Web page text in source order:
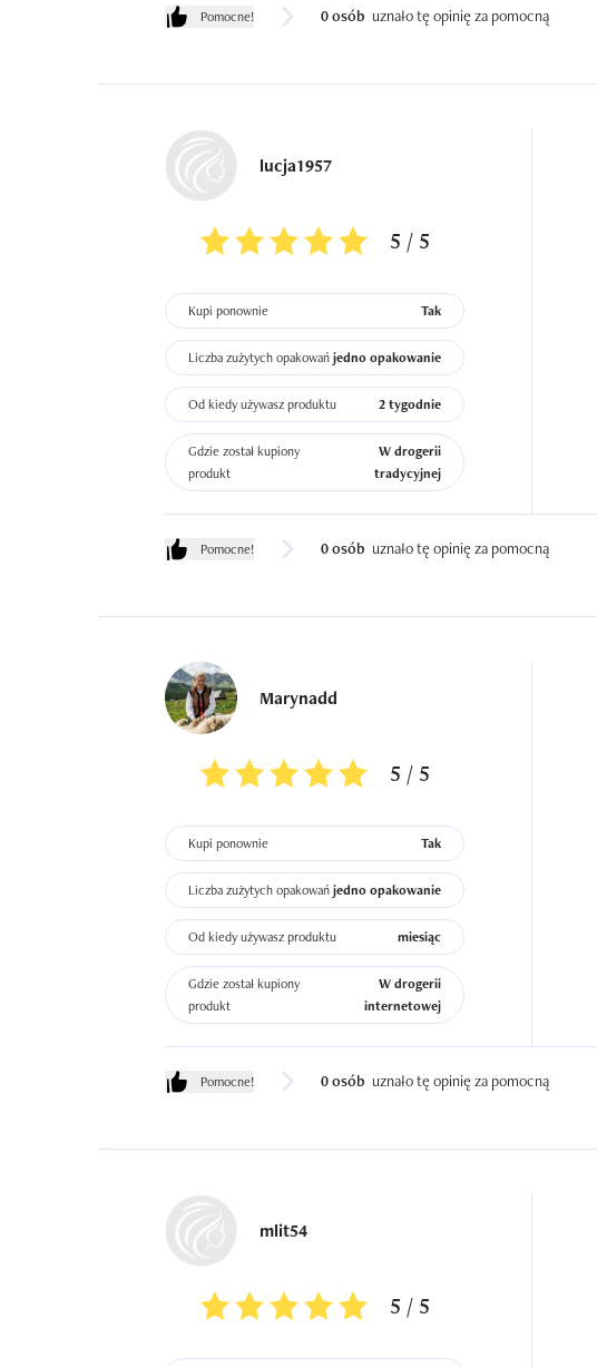
Pomocne! 0 osób uznało tę opinię za pomocną
lucja1957
5 / 5
Kupi ponownie Tak
Liczba zużytych opakowań jedno opakowanie
Od kiedy używasz produktu 2 tygodnie
Gdzie został kupiony
produkt
W drogerii
tradycyjnej
Pomocne! 0 osób uznało tę opinię za pomocną
Marynadd
5 / 5
Kupi ponownie Tak
Liczba zużytych opakowań jedno opakowanie
Od kiedy używasz produktu miesiąc
Gdzie został kupiony
produkt
W drogerii
internetowej
Pomocne! 0 osób uznało tę opinię za pomocną
mlit54
5 / 5